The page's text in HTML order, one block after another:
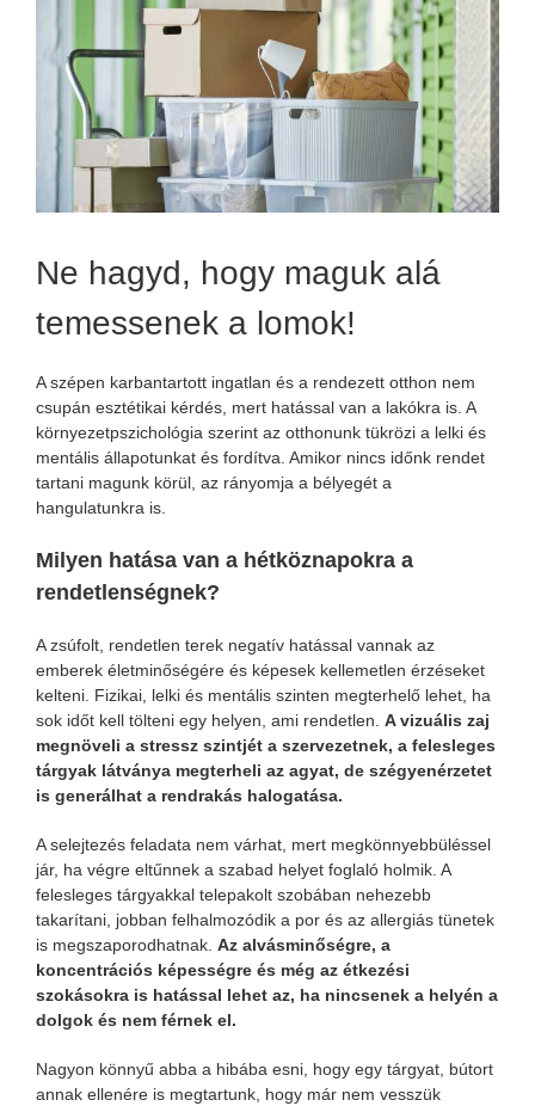
Ne hagyd, hogy maguk alá
temessenek a lomok!
A szépen karbantartott ingatlan és a rendezett otthon nem
csupán esztétikai kérdés, mert hatással van a lakókra is. A
környezetpszichológia szerint az otthonunk tükrözi a lelki és
mentális állapotunkat és fordítva. Amikor nincs időnk rendet
tartani magunk körül, az rányomja a bélyegét a
hangulatunkra is.
Milyen hatása van a hétköznapokra a
rendetlenségnek?
A zsúfolt, rendetlen terek negatív hatással vannak az
emberek életminőségére és képesek kellemetlen érzéseket
kelteni. Fizikai, lelki és mentális szinten megterhelő lehet, ha
sok időt kell tölteni egy helyen, ami rendetlen. A vizuális zaj
megnöveli a stressz szintjét a szervezetnek, a felesleges
tárgyak látványa megterheli az agyat, de szégyenérzetet
is generálhat a rendrakás halogatása.
A selejtezés feladata nem várhat, mert megkönnyebbüléssel
jár, ha végre eltűnnek a szabad helyet foglaló holmik. A
felesleges tárgyakkal telepakolt szobában nehezebb
takarítani, jobban felhalmozódik a por és az allergiás tünetek
is megszaporodhatnak. Az alvásminőségre, a
koncentrációs képességre és még az étkezési
szokásokra is hatással lehet az, ha nincsenek a helyén a
dolgok és nem férnek el.
Nagyon könnyű abba a hibába esni, hogy egy tárgyat, bútort
annak ellenére is megtartunk, hogy már nem vesszük